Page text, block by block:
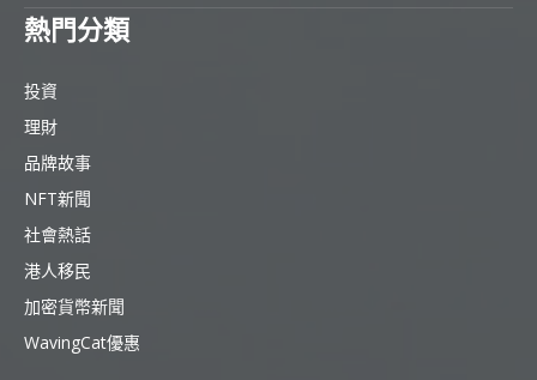
熱門分類
投資
理財
品牌故事
NFT新聞
社會熱話
港人移民
加密貨幣新聞
WavingCat優惠